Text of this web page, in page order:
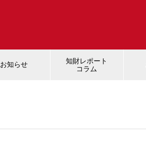
お知らせ
知財レポート
コラム